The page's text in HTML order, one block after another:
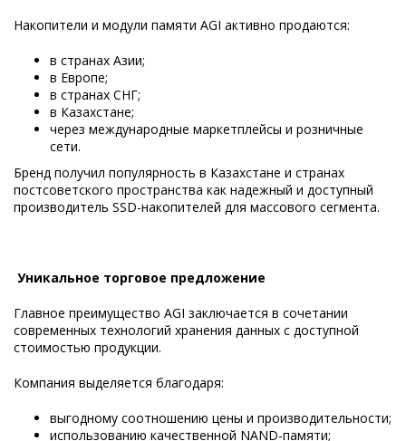
Накопители и модули памяти AGI активно продаются:
в странах Азии;
в Европе;
в странах СНГ;
в Казахстане;
через международные маркетплейсы и розничные
сети.
Бренд получил популярность в Казахстане и странах
постсоветского пространства как надежный и доступный
производитель SSD-накопителей для массового сегмента.
Уникальное торговое предложение
Главное преимущество AGI заключается в сочетании
современных технологий хранения данных с доступной
стоимостью продукции.
Компания выделяется благодаря:
выгодному соотношению цены и производительности;
использованию качественной NAND-памяти;